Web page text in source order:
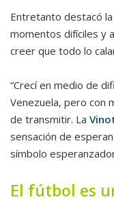
Entretanto destacó
momentos difíciles y
creer que todo lo
“Crecí en medio de
Venezuela, pero con
de transmitir. La
sensación de
símbolo
El fútbol es